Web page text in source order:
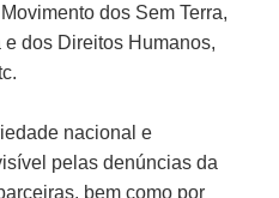
dos Sem Terra,
dos Direitos Humanos,
nacional e
pelas denúncias da
bem como por